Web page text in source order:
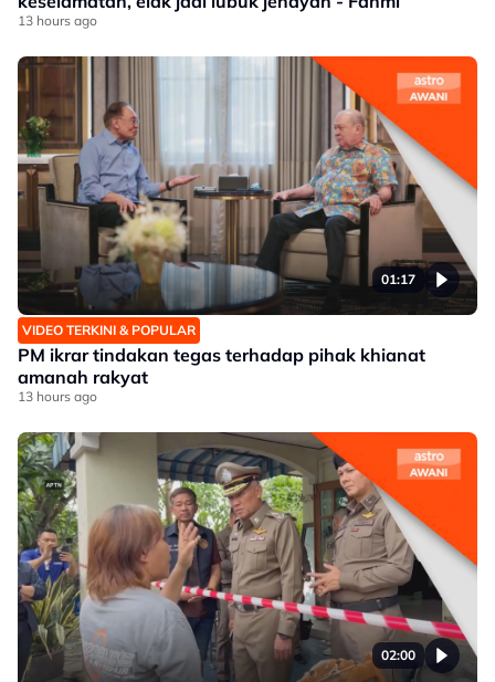
13 hours ago
01:17
VIDEO TERKINI & POPULAR
PM ikrar tindakan tegas terhadap pihak khianat
amanah rakyat
13 hours ago
02:00